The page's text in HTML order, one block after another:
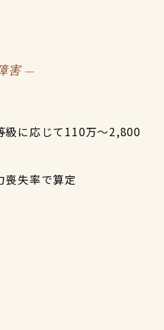
害 —
に応じて110万〜2,800
失率で算定